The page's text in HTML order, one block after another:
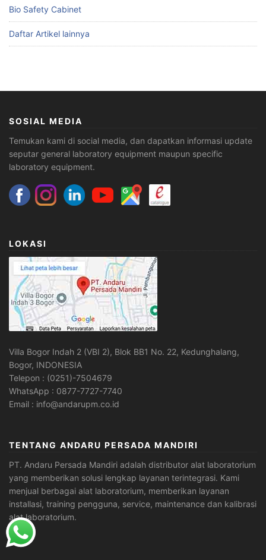
Bio Safety Cabinet
Daftar Artikel lainnya
SOSIAL MEDIA
Temukan kami di social media, dan dapatkan informasi update
seputar general laboratory equipment maupun specific
laboratory equipment.
LOKASI
Villa Bogor Indah 2 (VBI 2), Blok BB1 No. 22, Kedunghalang,
Bogor, INDONESIA
Telepon : (0251)-7504679
WhatsApp : 0877-7727-7740
Email : info@andarupm.co.id
TENTANG ANDARU PERSADA MANDIRI
PT. Andaru Persada Mandiri adalah distributor alat laboratorium
yang memberikan solusi lengkap layanan terintegrasi. Kami
menjual berbagai alat laboratorium, memberikan layanan
installasi, training pengguna, service, maintenance dan kalibrasi
alat laboratorium.